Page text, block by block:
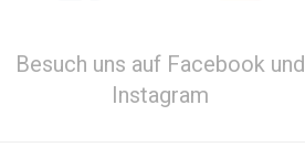
Besuch uns auf Facebook und
Instagram